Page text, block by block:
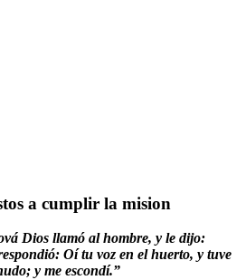
a cumplir la mision
Dios llamó al hombre, y le dijo:
Oí tu voz en el huerto, y tuve
y me escondí.”